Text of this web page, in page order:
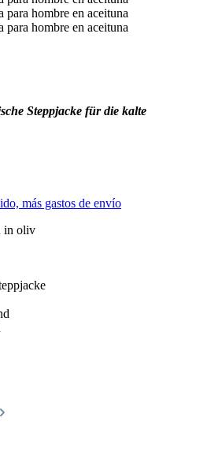
Steppjacke für die kalte
más gastos de envío
in oliv